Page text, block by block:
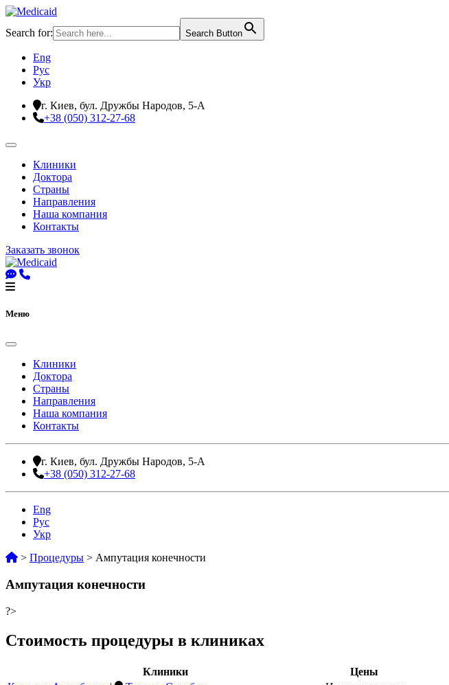
Search for: Search Button
Eng
Рус
Укр
г. Киев, бул. Дружбы Народов, 5-А
+38 (050) 312-27-68
Клиники
Доктора
Страны
Направления
Наша компания
Контакты
Заказать звонок
Меню
Клиники
Доктора
Страны
Направления
Наша компания
Контакты
г. Киев, бул. Дружбы Народов, 5-А
+38 (050) 312-27-68
Eng
Рус
Укр
> Процедуры > Ампутация конечности
Ампутация конечности
?>
Стоимость процедуры в клиниках
Клиники
Цены